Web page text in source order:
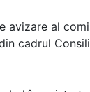
avizare al
cadrul